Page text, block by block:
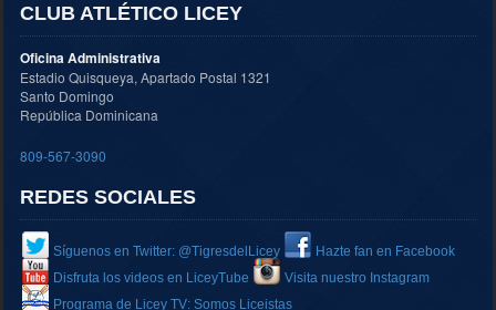
CLUB ATLÉTICO LICEY
Oficina Administrativa
Estadio Quisqueya, Apartado Postal 1321
Santo Domingo
República Dominicana
809-567-3090
REDES SOCIALES
Síguenos en Twitter: @TigresdelLicey
Hazte fan en Facebook
Disfruta los videos en LiceyTube
Visita nuestro Instagram
Programa de Licey TV: Somos Liceistas